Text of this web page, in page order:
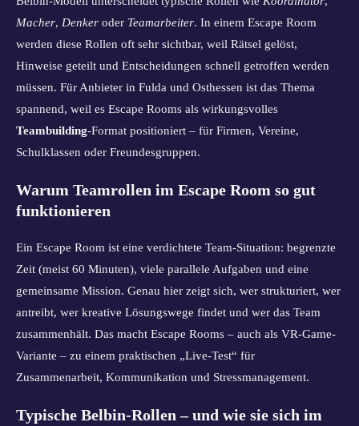
Macher, Denker oder Teamarbeiter. In einem Escape Room
werden diese Rollen oft sehr sichtbar, weil Rätsel gelöst,
Hinweise geteilt und Entscheidungen schnell getroffen werden
müssen. Für Anbieter in Fulda und Osthessen ist das Thema
spannend, weil es Escape Rooms als wirkungsvolles
Teambuilding-Format positioniert – für Firmen, Vereine,
Schulklassen oder Freundesgruppen.
Warum Teamrollen im Escape Room so gut
funktionieren
Ein Escape Room ist eine verdichtete Team-Situation: begrenzte
Zeit (meist 60 Minuten), viele parallele Aufgaben und eine
gemeinsame Mission. Genau hier zeigt sich, wer strukturiert, wer
antreibt, wer kreative Lösungswege findet und wer das Team
zusammenhält. Das macht Escape Rooms – auch als VR-Game-
Variante – zu einem praktischen „Live-Test“ für
Zusammenarbeit, Kommunikation und Stressmanagement.
Typische Belbin-Rollen – und wie sie sich im